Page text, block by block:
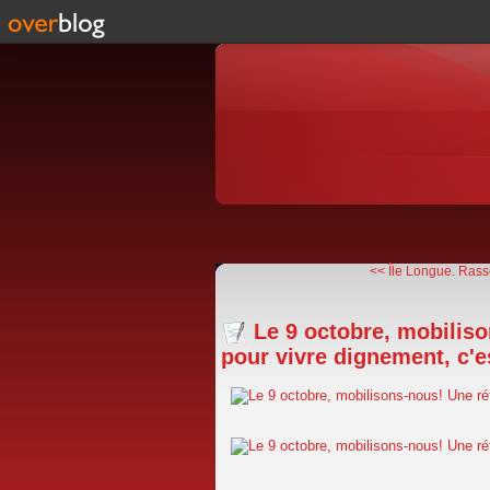
<< Île Longue.
Le 9 octobre,
pour vivre dignement,